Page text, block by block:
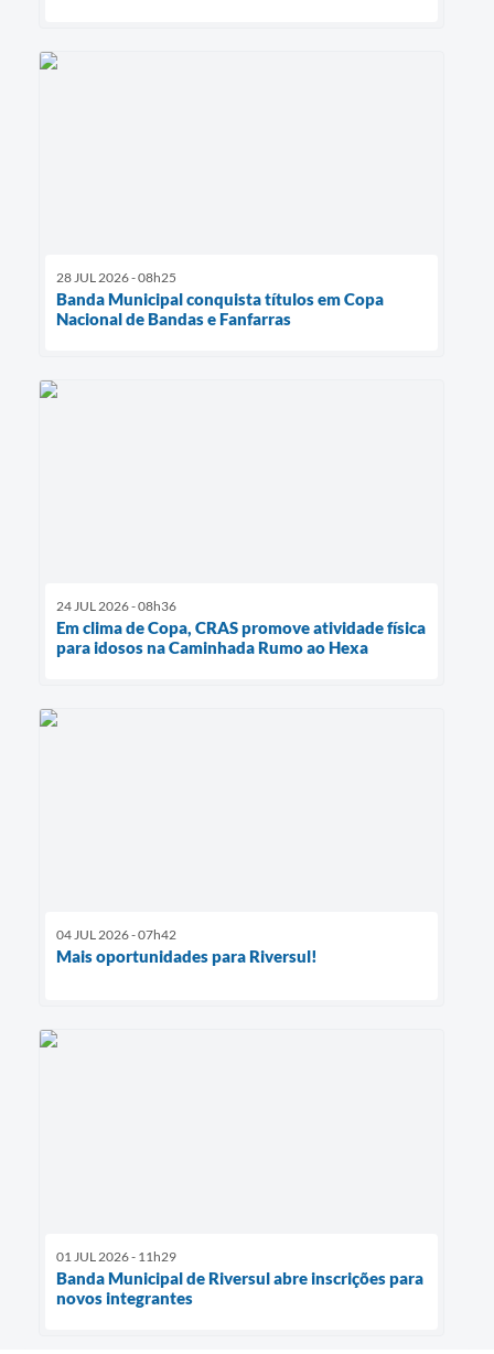
28 JUL 2026 - 08h25
Banda Municipal conquista títulos em Copa
Nacional de Bandas e Fanfarras
24 JUL 2026 - 08h36
Em clima de Copa, CRAS promove atividade física
para idosos na Caminhada Rumo ao Hexa
04 JUL 2026 - 07h42
Mais oportunidades para Riversul!
01 JUL 2026 - 11h29
Banda Municipal de Riversul abre inscrições para
novos integrantes